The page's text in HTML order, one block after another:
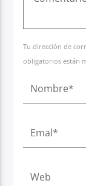
Tu dirección de
obligatorios están